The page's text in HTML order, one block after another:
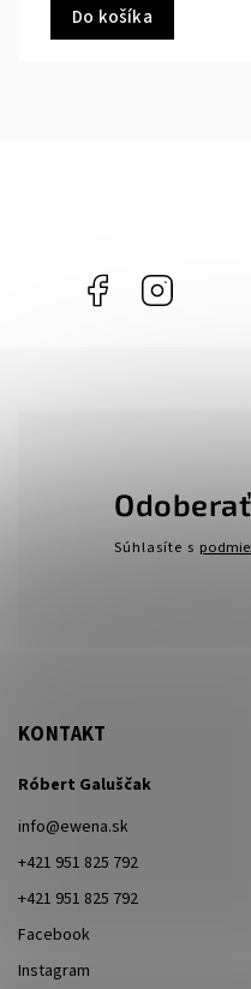
Do košíka
Facebook
Súhlasíte s
KONTAKT
Róbert Galuščak
info@ewena.sk
+421 951 825 792
+421 951 825 792
Facebook
Instagram